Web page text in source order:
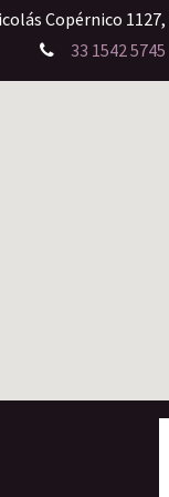
Copérnico
33 1542 5745